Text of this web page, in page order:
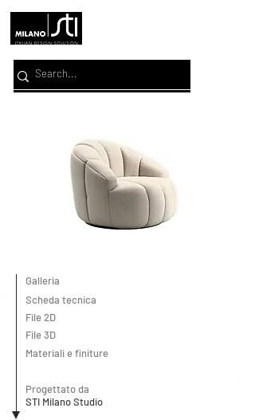
Galleria
Scheda tecnica
File 2D
File 3D
Materiali e finiture
Progettato da
STI Milano Studio